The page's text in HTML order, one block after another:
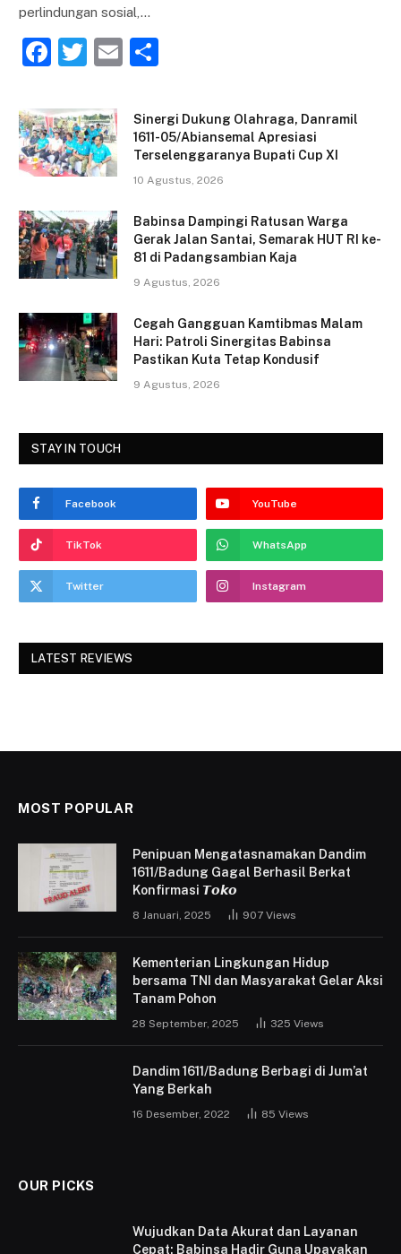
perlindungan sosial,…
F
c
e
b
o
k
T
itt
er
E
ai ar
e
Sinergi Dukung Olahraga, Danramil
1611-05/Abiansemal Apresiasi
Terselenggaranya Bupati Cup XI
10 Agustus, 2026
Babinsa Dampingi Ratusan Warga
Gerak Jalan Santai, Semarak HUT RI ke-
81 di Padangsambian Kaja
9 Agustus, 2026
Cegah Gangguan Kamtibmas Malam
Hari: Patroli Sinergitas Babinsa
Pastikan Kuta Tetap Kondusif
9 Agustus, 2026
STAY IN TOUCH
Facebook YouTube
TikTok WhatsApp
Twitter Instagram
LATEST REVIEWS
MOST POPULAR
Penipuan Mengatasnamakan Dandim
1611/Badung Gagal Berhasil Berkat
Konfirmasi 𝙏𝙤𝙠𝙤
8 Januari, 2025 907 Views
Kementerian Lingkungan Hidup
bersama TNI dan Masyarakat Gelar Aksi
Tanam Pohon
28 September, 2025 325 Views
Dandim 1611/Badung Berbagi di Jum’at
Yang Berkah
16 Desember, 2022 85 Views
OUR PICKS
Wujudkan Data Akurat dan Layanan
Cepat: Babinsa Hadir Guna Upayakan